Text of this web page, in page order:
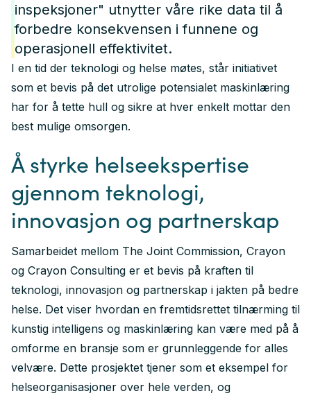
inspeksjoner" utnytter våre rike data til å
forbedre konsekvensen i funnene og
operasjonell effektivitet.
I en tid der teknologi og helse møtes, står initiativet
som et bevis på det utrolige potensialet maskinlæring
har for å tette hull og sikre at hver enkelt mottar den
best mulige omsorgen.
Å styrke helseekspertise
gjennom teknologi,
innovasjon og partnerskap
Samarbeidet mellom The Joint Commission, Crayon
og Crayon Consulting er et bevis på kraften til
teknologi, innovasjon og partnerskap i jakten på bedre
helse. Det viser hvordan en fremtidsrettet tilnærming til
kunstig intelligens og maskinlæring kan være med på å
omforme en bransje som er grunnleggende for alles
velvære. Dette prosjektet tjener som et eksempel for
helseorganisasjoner over hele verden, og